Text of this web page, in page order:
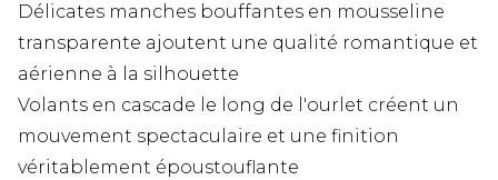
Délicates manches bouffantes en mousseline
transparente ajoutent une qualité romantique et
aérienne à la silhouette
Volants en cascade le long de l'ourlet créent un
mouvement spectaculaire et une finition
véritablement époustouflante